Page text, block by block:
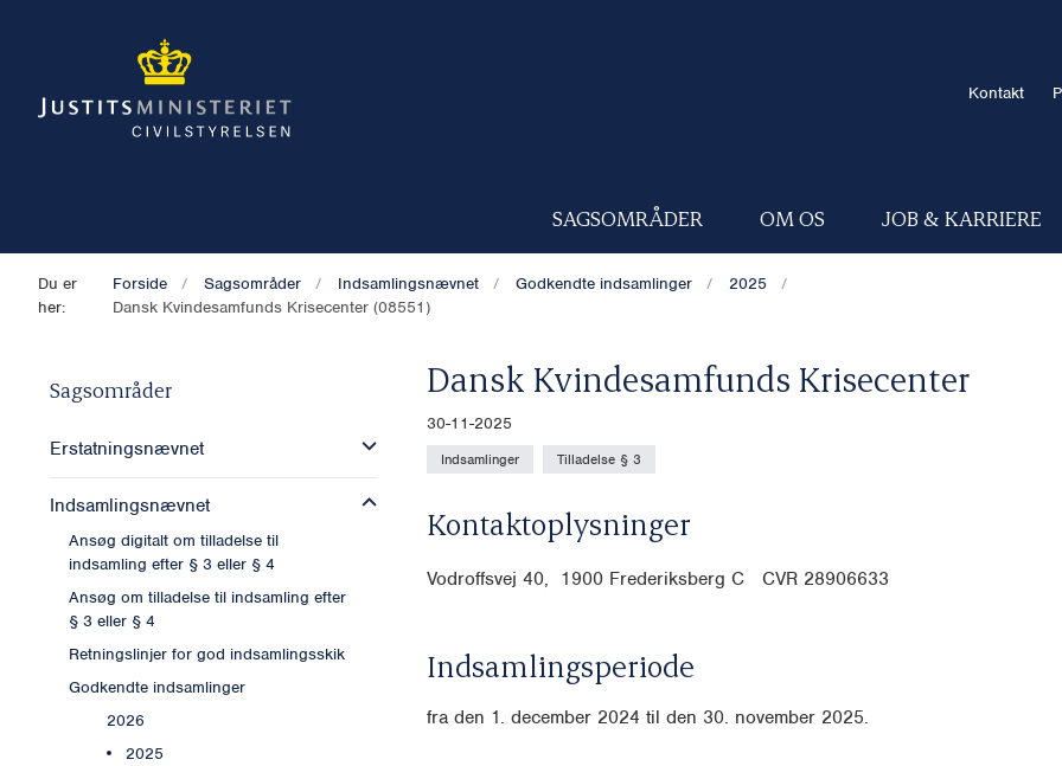
Kontakt
SAGSOMRÅDER OM OS JOB & KARRIERE
Du er
her:
Forside Sagsområder Indsamlingsnævnet Godkendte indsamlinger
2025
Dansk Kvindesamfunds Krisecenter (08551)
Sagsområder
Erstatningsnævnet
Indsamlingsnævnet
Ansøg digitalt om tilladelse til
indsamling efter § 3 eller § 4
Ansøg om tilladelse til indsamling efter
§ 3 eller § 4
Retningslinjer for god indsamlingsskik
Godkendte indsamlinger
2026
2025
Dansk Kvindesamfunds Krisecenter
30-11-2025
Indsamlinger Tilladelse § 3
Kontaktoplysninger
Vodroffsvej 40, 1900 Frederiksberg C CVR 28906633
Indsamlingsperiode
fra den 1. december 2024 til den 30. november 2025.